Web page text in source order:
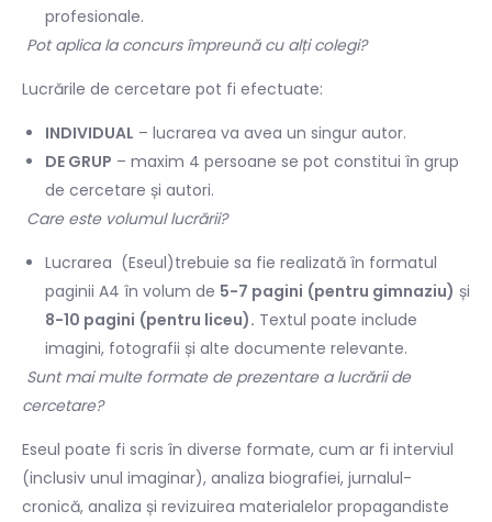
profesionale.
Pot aplica la concurs împreună cu alți colegi?
Lucrările de cercetare pot fi efectuate:
INDIVIDUAL – lucrarea va avea un singur autor.
DE GRUP – maxim 4 persoane se pot constitui în grup
de cercetare și autori.
Care este volumul lucrării?
Lucrarea (Eseul)trebuie sa fie realizată în formatul
paginii A4 în volum de 5-7 pagini (pentru gimnaziu) și
8-10 pagini (pentru liceu). Textul poate include
imagini, fotografii și alte documente relevante.
Sunt mai multe formate de prezentare a lucrării de
cercetare?
Eseul poate fi scris în diverse formate, cum ar fi interviul
(inclusiv unul imaginar), analiza biografiei, jurnalul-
cronică, analiza și revizuirea materialelor propagandiste